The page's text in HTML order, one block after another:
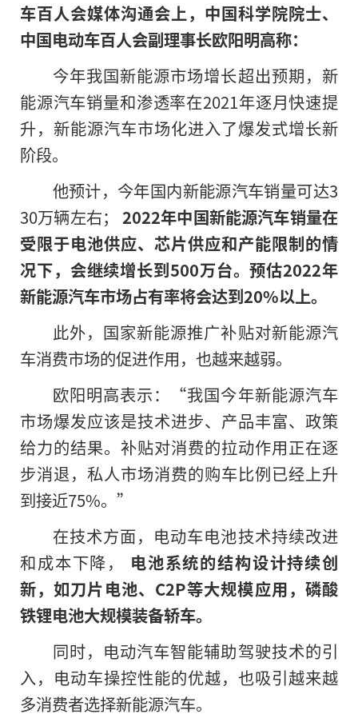
车百人会媒体沟通会上，中国科学院院士、
中国电动车百人会副理事长欧阳明高称：
今年我国新能源市场增长超出预期，新
能源汽车销量和渗透率在2021年逐月快速提
升，新能源汽车市场化进入了爆发式增长新
阶段。
他预计，今年国内新能源汽车销量可达3
30万辆左右； 2022年中国新能源汽车销量在
受限于电池供应、芯片供应和产能限制的情
况下，会继续增长到500万台。预估2022年
新能源汽车市场占有率将会达到20%以上。
此外，国家新能源推广补贴对新能源汽
车消费市场的促进作用，也越来越弱。
欧阳明高表示：“我国今年新能源汽车
市场爆发应该是技术进步、产品丰富、政策
给力的结果。补贴对消费的拉动作用正在逐
步消退，私人市场消费的购车比例已经上升
到接近75%。”
在技术方面，电动车电池技术持续改进
和成本下降， 电池系统的结构设计持续创
新，如刀片电池、C2P等大规模应用，磷酸
铁锂电池大规模装备轿车。
同时，电动汽车智能辅助驾驶技术的引
入，电动车操控性能的优越，也吸引越来越
多消费者选择新能源汽车。